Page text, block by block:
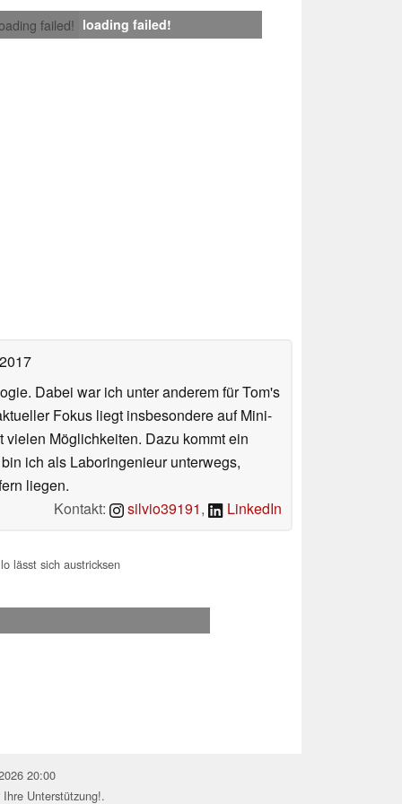
failed! loading failed!
Dabei war ich unter anderem für Tom's
Fokus liegt insbesondere auf Mini-
Möglichkeiten. Dazu kommt ein
ich als Laboringenieur unterwegs,
liegen.
Kontakt:
silvio39191, LinkedIn
lässt sich austricksen
20:00
Unterstützung!.